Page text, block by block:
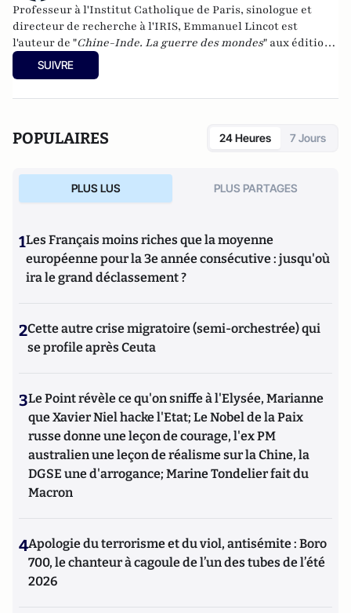
Professeur à l'Institut Catholique de Paris, sinologue et
directeur de recherche à l'IRIS, Emmanuel Lincot est
l'auteur de "Chine-Inde. La guerre des mondes" aux éditions
Le Cerf (à paraître le 27 février).
SUIVRE
POPULAIRES 24 Heures 7 Jours
PLUS LUS PLUS PARTAGES
1Les Français moins riches que la moyenne
européenne pour la 3e année consécutive : jusqu'où
ira le grand déclassement ?
2Cette autre crise migratoire (semi-orchestrée) qui
se profile après Ceuta
3Le Point révèle ce qu'on sniffe à l'Elysée, Marianne
que Xavier Niel hacke l'Etat; Le Nobel de la Paix
russe donne une leçon de courage, l'ex PM
australien une leçon de réalisme sur la Chine, la
DGSE une d'arrogance; Marine Tondelier fait du
Macron
4Apologie du terrorisme et du viol, antisémite : Boro
700, le chanteur à cagoule de l’un des tubes de l’été
2026